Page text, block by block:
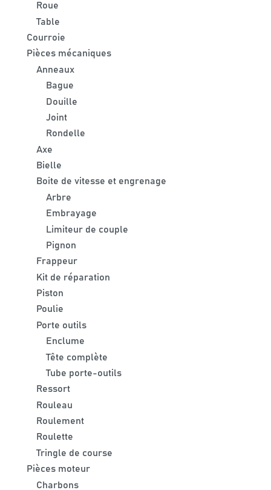
Roue
Table
Courroie
Pièces mécaniques
Anneaux
Bague
Douille
Joint
Rondelle
Axe
Bielle
Boite de vitesse et engrenage
Arbre
Embrayage
Limiteur de couple
Pignon
Frappeur
Kit de réparation
Piston
Poulie
Porte outils
Enclume
Tête complète
Tube porte-outils
Ressort
Rouleau
Roulement
Roulette
Tringle de course
Pièces moteur
Charbons